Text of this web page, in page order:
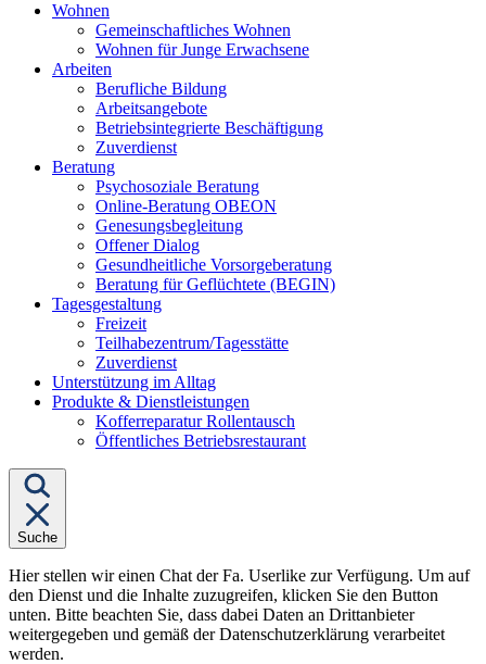
Wohnen
von
"Wohnen"
Gemeinschaftliches Wohnen
Wohnen für Junge Erwachsene
Arbeiten
von
"Arbeiten"
Berufliche Bildung
Arbeitsangebote
Betriebsintegrierte Beschäftigung
Zuverdienst
BeratungUntermenü
von
"Beratung"
Psychosoziale Beratung
Online-Beratung OBEON
Genesungsbegleitung
Offener Dialog
Gesundheitliche Vorsorgeberatung
Beratung für Geflüchtete (BEGIN)
TagesgestaltungUntermenü
"Tagesgestaltung"
Freizeit
Teilhabezentrum/Tagesstätte
Zuverdienst
Unterstützung im Alltag
Produkte & Dienstleistungen
von
"Produkte
&
Kofferreparatur Rollentausch
Öffentliches Betriebsrestaurant
Suche
Hier stellen wir einen Chat der Fa. Userlike zur Verfügung. Um auf
den Dienst und die Inhalte zuzugreifen, klicken Sie den Button
unten. Bitte beachten Sie, dass dabei Daten an Drittanbieter
weitergegeben und gemäß der Datenschutzerklärung verarbeitet
werden.